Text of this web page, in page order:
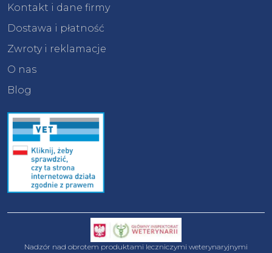
Kontakt i dane firmy
Dostawa i płatność
Zwroty i reklamacje
O nas
Blog
Nadzór nad obrotem produktami leczniczymi weterynaryjnymi